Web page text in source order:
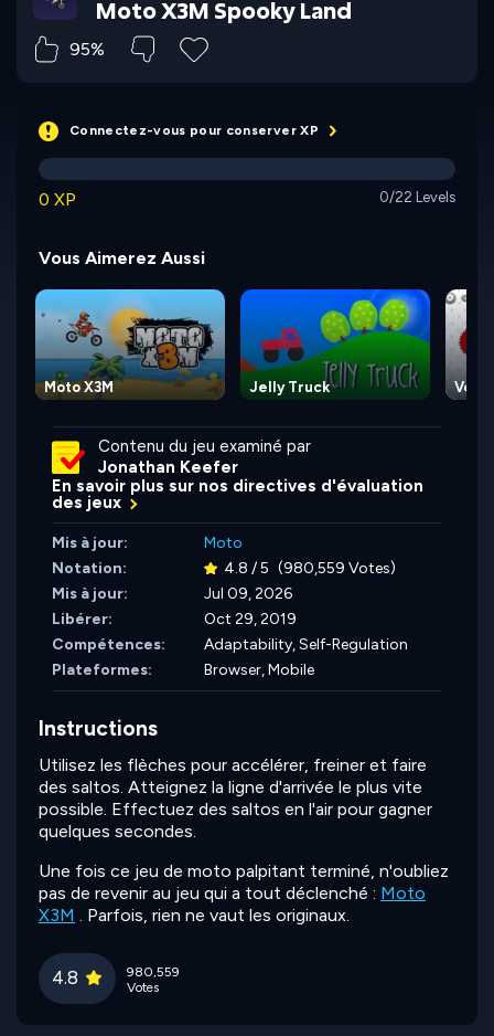
Moto X3M Spooky Land
95%
Connectez-vous pour conserver XP
0 XP 0/22 Levels
Vous Aimerez Aussi
Moto X3M Jelly Truck Vex
Contenu du jeu examiné par
Jonathan Keefer
En savoir plus sur nos directives d'évaluation
des jeux
Mis à jour:
Moto
Notation:
4.8 / 5 (980,559 Votes)
Mis à jour:
Jul 09, 2026
Libérer:
Oct 29, 2019
Compétences:
Adaptability,Self-Regulation
Plateformes:
Browser, Mobile
Instructions
Utilisez les flèches pour accélérer, freiner et faire
des saltos. Atteignez la ligne d'arrivée le plus vite
possible. Effectuez des saltos en l'air pour gagner
quelques secondes.
Une fois ce jeu de moto palpitant terminé, n'oubliez
pas de revenir au jeu qui a tout déclenché : Moto
X3M . Parfois, rien ne vaut les originaux.
4.8
980,559
Votes